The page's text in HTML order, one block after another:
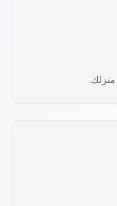
منزلك.